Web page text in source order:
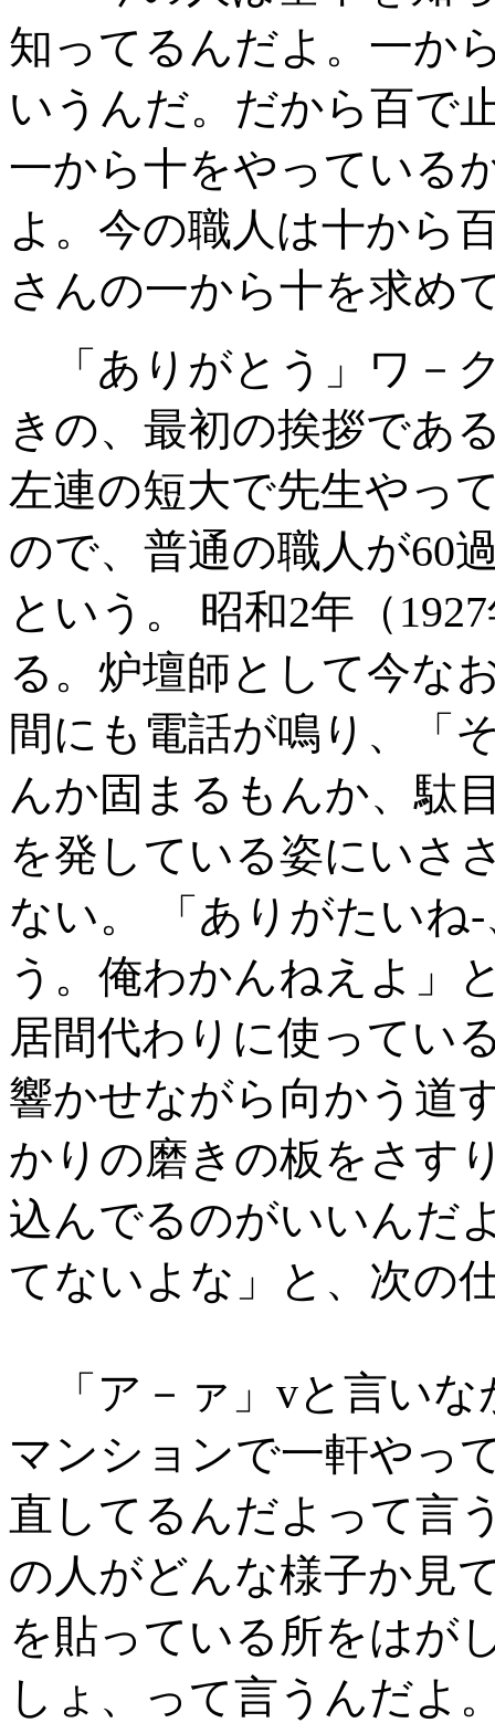
知ってるんだよ。一か
いうんだ。だから百で
一から十をやっている
よ。今の職人は十から
さんの一から十を求め
「ありがとう」ワ－
きの、最初の挨拶であ
左連の短大で先生やっ
ので、普通の職人が60
という。 昭和2年（
る。炉壇師として今な
間にも電話が鳴り、「
んか固まるもんか、駄
を発している姿にいさ
ない。 「ありがたいね
う。俺わかんねえよ」
居間代わりに使ってい
響かせながら向かう道
かりの磨きの板をさす
込んでるのがいいんだ
てないよな」と、次
「ア－ァ」vと言いな
マンションで一軒やっ
直してるんだよって言
の人がどんな様子か見
を貼っている所をはが
しょ、って言うんだよ